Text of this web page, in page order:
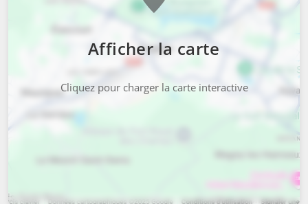
Afficher la carte
Cliquez pour charger la carte interactive